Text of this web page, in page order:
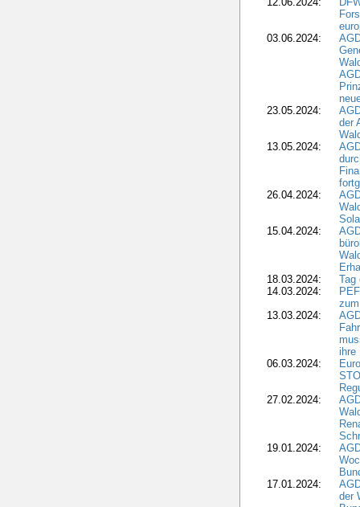
03.06.2024:
23.05.2024:
der
13.05.2024:
26.04.2024:
15.04.2024:
18.03.2024:
Tag
14.03.2024:
13.03.2024:
ihre
06.03.2024:
27.02.2024:
19.01.2024:
17.01.2024:
der